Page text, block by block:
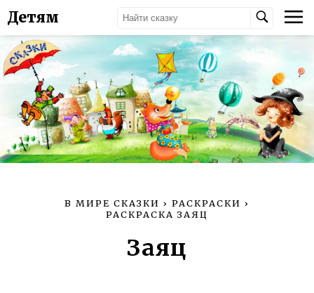
Детям
В МИРЕ СКАЗКИ › РАСКРАСКИ ›
РАСКРАСКА ЗАЯЦ
Заяц